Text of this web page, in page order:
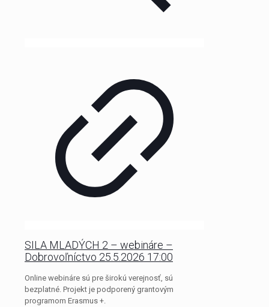
SILA MLADÝCH 2 – webináre –
Dobrovoľníctvo 25.5.2026 17:00
Online webináre sú pre širokú verejnosť, sú
bezplatné. Projekt je podporený grantovým
programom Erasmus +.